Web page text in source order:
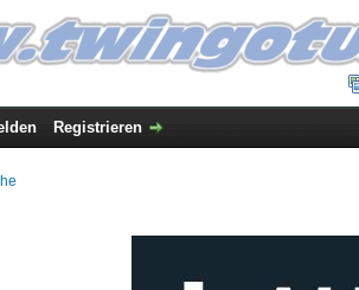
Registrieren